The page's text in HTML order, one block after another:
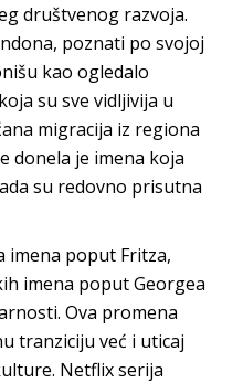
društvenog razvoja.
poznati po svojoj
kao ogledalo
su sve vidljivija u
migracija iz regiona
donela je imena koja
su redovno prisutna
imena poput Fritza,
imena poput Georgea
Ova promena
tranziciju već i uticaj
Netflix serija